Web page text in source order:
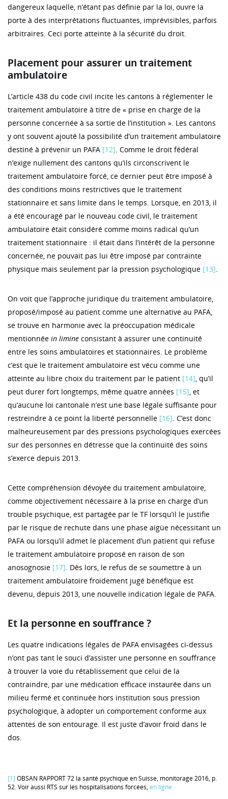
dangereux laquelle, n’étant pas définie par la loi, ouvre la
porte à des interprétations fluctuantes, imprévisibles, parfois
arbitraires. Ceci porte atteinte à la sécurité du droit.
Placement pour assurer un traitement
ambulatoire
L’article 438 du code civil incite les cantons à réglementer le
traitement ambulatoire à titre de « prise en charge de la
personne concernée à sa sortie de l’institution ». Les cantons
y ont souvent ajouté la possibilité d’un traitement ambulatoire
destiné à prévenir un PAFA [12]. Comme le droit fédéral
n’exige nullement des cantons qu’ils circonscrivent le
traitement ambulatoire forcé, ce dernier peut être imposé à
des conditions moins restrictives que le traitement
stationnaire et sans limite dans le temps. Lorsque, en 2013, il
a été encouragé par le nouveau code civil, le traitement
ambulatoire était considéré comme moins radical qu’un
traitement stationnaire : il était dans l’intérêt de la personne
concernée, ne pouvait pas lui être imposé par contrainte
physique mais seulement par la pression psychologique [13].
On voit que l’approche juridique du traitement ambulatoire,
proposé/imposé au patient comme une alternative au PAFA,
se trouve en harmonie avec la préoccupation médicale
mentionnée in limine consistant à assurer une continuité
entre les soins ambulatoires et stationnaires. Le problème
c’est que le traitement ambulatoire est vécu comme une
atteinte au libre choix du traitement par le patient [14], qu’il
peut durer fort longtemps, même quatre années [15], et
qu’aucune loi cantonale n’est une base légale suffisante pour
restreindre à ce point la liberté personnelle [16]. C’est donc
malheureusement par des pressions psychologiques exercées
sur des personnes en détresse que la continuité des soins
s’exerce depuis 2013.
Cette compréhension dévoyée du traitement ambulatoire,
comme objectivement nécessaire à la prise en charge d’un
trouble psychique, est partagée par le TF lorsqu’il le justifie
par le risque de rechute dans une phase aigüe nécessitant un
PAFA ou lorsqu’il admet le placement d’un patient qui refuse
le traitement ambulatoire proposé en raison de son
anosognosie [17]. Dès lors, le refus de se soumettre à un
traitement ambulatoire froidement jugé bénéfique est
devenu, depuis 2013, une nouvelle indication légale de PAFA.
Et la personne en souffrance ?
Les quatre indications légales de PAFA envisagées ci-dessus
n’ont pas tant le souci d’assister une personne en souffrance
à trouver la voie du rétablissement que celui de la
contraindre, par une médication efficace instaurée dans un
milieu fermé et continuée hors institution sous pression
psychologique, à adopter un comportement conforme aux
attentes de son entourage. Il est juste d’avoir froid dans le
dos.
[1] OBSAN RAPPORT 72 la santé psychique en Suisse, monitorage 2016, p.
52. Voir aussi RTS sur les hospitalisations forcées, en ligne